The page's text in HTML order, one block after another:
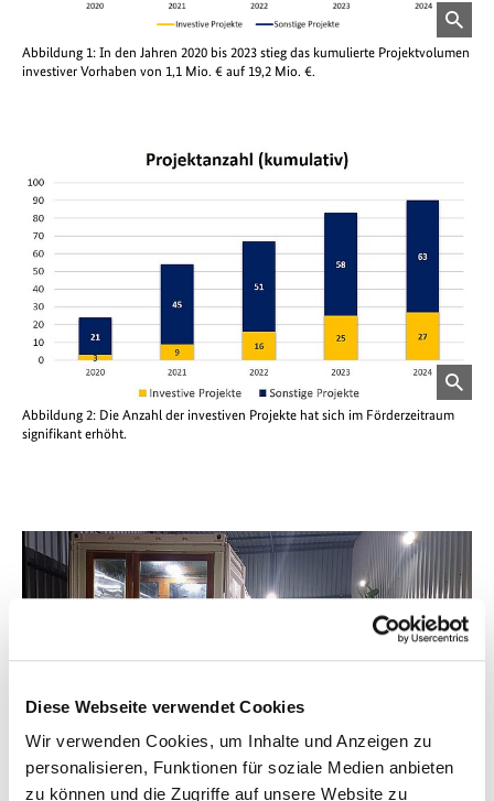
Diese Webseite verwendet Cookies
Wir verwenden Cookies, um Inhalte und Anzeigen zu
personalisieren, Funktionen für soziale Medien anbieten
zu können und die Zugriffe auf unsere Website zu
öffnet
Bild
Abbildung 1: In den Jahren 2020 bis 2023 stieg das kumulierte Projektvolumen
investiver Vorhaben von 1,1 Mio. € auf 19,2 Mio. €.
öffnet
Bild
Abbildung 2: Die Anzahl der investiven Projekte hat sich im Förderzeitraum
signifikant erhöht.
öffnet
Bild
© up2e GmbH